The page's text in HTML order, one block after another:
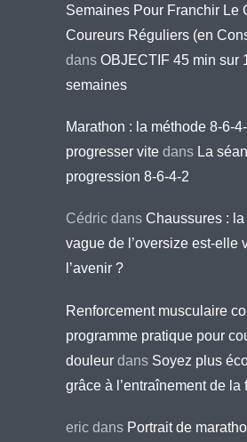
Semaines Pour Franchir Le
Coureurs Réguliers (en
dans OBJECTIF 45 min sur
semaines
Marathon : la méthode 8-6-
progresser vite dans La
progression 8-6-4-2
Cédric dans Chaussures :
vague de l’oversize est-elle
l’avenir ?
Renforcement musculaire
programme pratique pour
douleur dans Soyez plus
grâce à l’entraînement de la
eric dans Portrait de